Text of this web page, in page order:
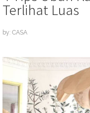
Terlihat Luas
by: CASA